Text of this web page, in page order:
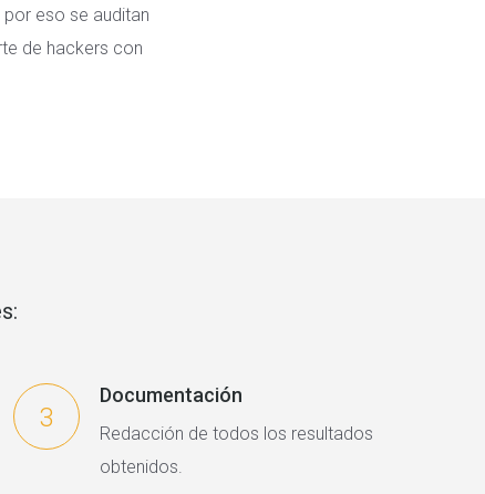
eso se auditan
de hackers con
3
Documentación
Redacción de todos los resultados
obtenidos.